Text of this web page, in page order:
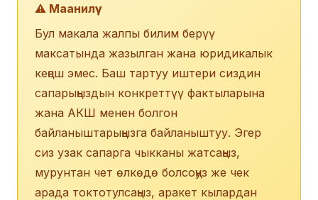
⚠️ Маанилүү
Бул макала жалпы билим берүү
максатында жазылган жана юридикалык
кеңеш эмес. Баш тартуу иштери сиздин
сапарыңыздын конкреттүү фактыларына
жана АКШ менен болгон
байланыштарыңызга байланыштуу. Эгер
сиз узак сапарга чыкканы жатсаңыз,
мурунтан чет өлкөдө болсоңуз же чек
арада токтотулсаңыз, аракет кылардан